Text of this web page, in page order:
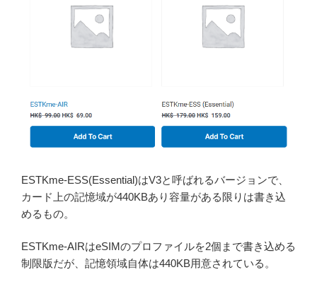
ESTKme-ESS(Essential)はV3と呼ばれるバージョンで、
カード上の記憶域が440KBあり容量がある限りは書き込
めるもの。
ESTKme-AIRはeSIMのプロファイルを2個まで書き込める
制限版だが、記憶領域自体は440KB用意されている。